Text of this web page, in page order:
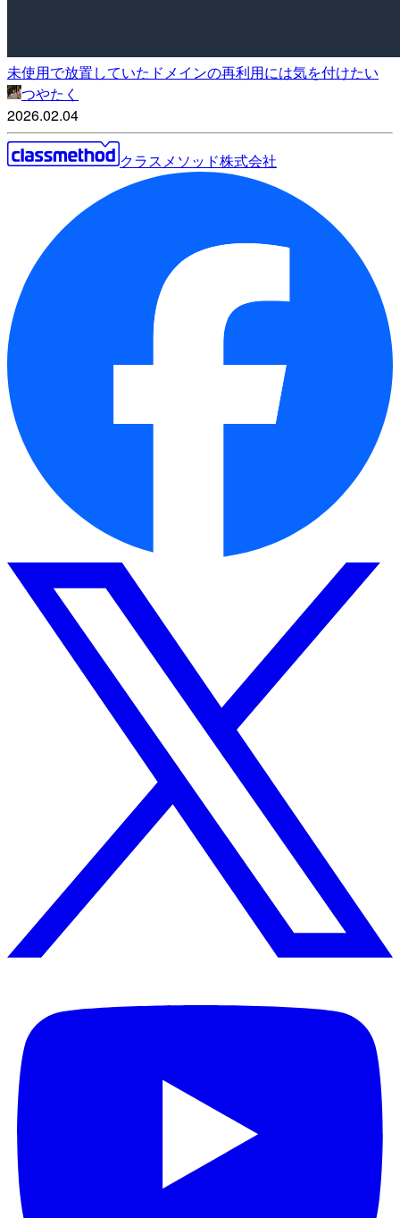
未使用で放置していたドメインの再利用には気を付けたい
つやたく
2026.02.04
クラスメソッド株式会社